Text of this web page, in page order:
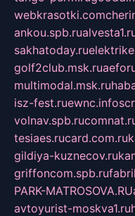
webkrasotki.com
ankou.spb.ru
sakhatoday.ru
golf2club.msk.ru
multimodal.msk.ru
isz-fest.ruewnc.info
volnav.spb.ru
tesiaes.rucard.com.ru
gildiya-kuznecov.ru
griffoncom.spb.ru
PARK-MATROSOVA.RU
avtoyurist-moskva1.ru